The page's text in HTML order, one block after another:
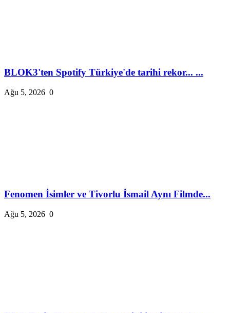
BLOK3'ten Spotify Türkiye'de tarihi rekor... ...
Ağu 5, 2026 0
Fenomen İsimler ve Tivorlu İsmail Aynı Filmde...
Ağu 5, 2026 0